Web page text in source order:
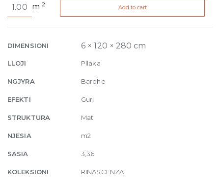
Decoro
Antico
R10
6mm
x
280
quantity
m2 Add to cart
DIMENSIONI 6 × 120 × 280 cm
LLOJI Pllaka
NGJYRA Bardhe
EFEKTI Guri
STRUKTURA Mat
NJESIA m2
SASIA 3,36
KOLEKSIONI RINASCENZA